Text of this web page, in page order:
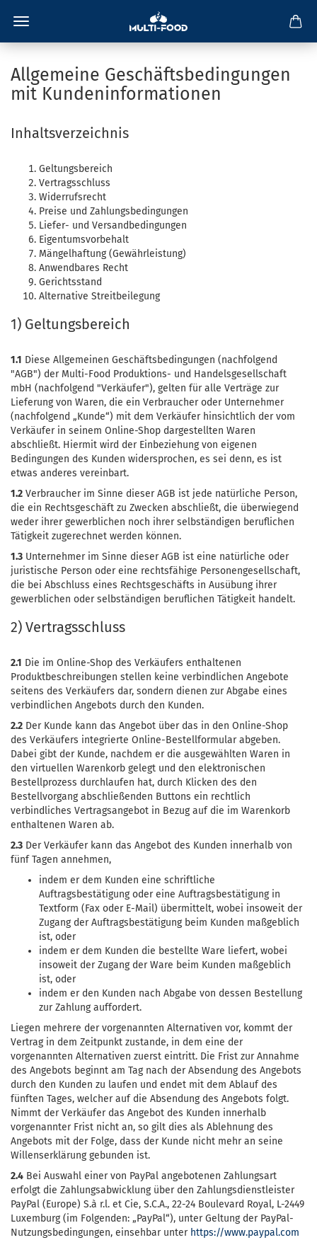
Allgemeine Geschäftsbedingungen
mit Kundeninformationen
Inhaltsverzeichnis
Geltungsbereich
Vertragsschluss
Widerrufsrecht
Preise und Zahlungsbedingungen
Liefer- und Versandbedingungen
Eigentumsvorbehalt
Mängelhaftung (Gewährleistung)
Anwendbares Recht
Gerichtsstand
Alternative Streitbeilegung
1) Geltungsbereich
1.1 Diese Allgemeinen Geschäftsbedingungen (nachfolgend
"AGB") der Multi-Food Produktions- und Handelsgesellschaft
mbH (nachfolgend "Verkäufer"), gelten für alle Verträge zur
Lieferung von Waren, die ein Verbraucher oder Unternehmer
(nachfolgend „Kunde“) mit dem Verkäufer hinsichtlich der vom
Verkäufer in seinem Online-Shop dargestellten Waren
abschließt. Hiermit wird der Einbeziehung von eigenen
Bedingungen des Kunden widersprochen, es sei denn, es ist
etwas anderes vereinbart.
1.2 Verbraucher im Sinne dieser AGB ist jede natürliche Person,
die ein Rechtsgeschäft zu Zwecken abschließt, die überwiegend
weder ihrer gewerblichen noch ihrer selbständigen beruflichen
Tätigkeit zugerechnet werden können.
1.3 Unternehmer im Sinne dieser AGB ist eine natürliche oder
juristische Person oder eine rechtsfähige Personengesellschaft,
die bei Abschluss eines Rechtsgeschäfts in Ausübung ihrer
gewerblichen oder selbständigen beruflichen Tätigkeit handelt.
2) Vertragsschluss
2.1 Die im Online-Shop des Verkäufers enthaltenen
Produktbeschreibungen stellen keine verbindlichen Angebote
seitens des Verkäufers dar, sondern dienen zur Abgabe eines
verbindlichen Angebots durch den Kunden.
2.2 Der Kunde kann das Angebot über das in den Online-Shop
des Verkäufers integrierte Online-Bestellformular abgeben.
Dabei gibt der Kunde, nachdem er die ausgewählten Waren in
den virtuellen Warenkorb gelegt und den elektronischen
Bestellprozess durchlaufen hat, durch Klicken des den
Bestellvorgang abschließenden Buttons ein rechtlich
verbindliches Vertragsangebot in Bezug auf die im Warenkorb
enthaltenen Waren ab.
2.3 Der Verkäufer kann das Angebot des Kunden innerhalb von
fünf Tagen annehmen,
indem er dem Kunden eine schriftliche
Auftragsbestätigung oder eine Auftragsbestätigung in
Textform (Fax oder E-Mail) übermittelt, wobei insoweit der
Zugang der Auftragsbestätigung beim Kunden maßgeblich
ist, oder
indem er dem Kunden die bestellte Ware liefert, wobei
insoweit der Zugang der Ware beim Kunden maßgeblich
ist, oder
indem er den Kunden nach Abgabe von dessen Bestellung
zur Zahlung auffordert.
Liegen mehrere der vorgenannten Alternativen vor, kommt der
Vertrag in dem Zeitpunkt zustande, in dem eine der
vorgenannten Alternativen zuerst eintritt. Die Frist zur Annahme
des Angebots beginnt am Tag nach der Absendung des Angebots
durch den Kunden zu laufen und endet mit dem Ablauf des
fünften Tages, welcher auf die Absendung des Angebots folgt.
Nimmt der Verkäufer das Angebot des Kunden innerhalb
vorgenannter Frist nicht an, so gilt dies als Ablehnung des
Angebots mit der Folge, dass der Kunde nicht mehr an seine
Willenserklärung gebunden ist.
2.4 Bei Auswahl einer von PayPal angebotenen Zahlungsart
erfolgt die Zahlungsabwicklung über den Zahlungsdienstleister
PayPal (Europe) S.à r.l. et Cie, S.C.A., 22-24 Boulevard Royal, L-2449
Luxemburg (im Folgenden: „PayPal“), unter Geltung der PayPal-
Nutzungsbedingungen, einsehbar unter https://www.paypal.com